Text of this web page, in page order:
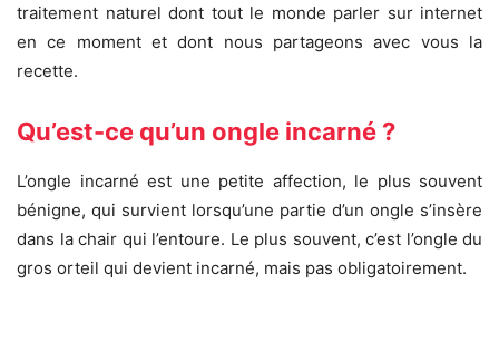
traitement naturel dont tout le monde parler sur internet
en ce moment et dont nous partageons avec vous la
recette.
Qu’est-ce qu’un ongle incarné ?
L’ongle incarné est une petite affection, le plus souvent
bénigne, qui survient lorsqu’une partie d’un ongle s’insère
dans la chair qui l’entoure. Le plus souvent, c’est l’ongle du
gros orteil qui devient incarné, mais pas obligatoirement.